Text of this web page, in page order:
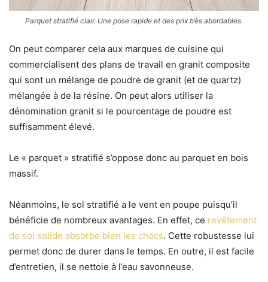
Parquet stratifié clair. Une pose rapide et des prix très abordables.
On peut comparer cela aux marques de cuisine qui
commercialisent des plans de travail en granit composite
qui sont un mélange de poudre de granit (et de quartz)
mélangée à de la résine. On peut alors utiliser la
dénomination granit si le pourcentage de poudre est
suffisamment élevé.
Le « parquet » stratifié s’oppose donc au parquet en bois
massif.
Néanmoins, le sol stratifié a le vent en poupe puisqu’il
bénéficie de nombreux avantages. En effet, ce revêtement
de sol solide absorbe bien les chocs. Cette robustesse lui
permet donc de durer dans le temps. En outre, il est facile
d’entretien, il se nettoie à l’eau savonneuse.